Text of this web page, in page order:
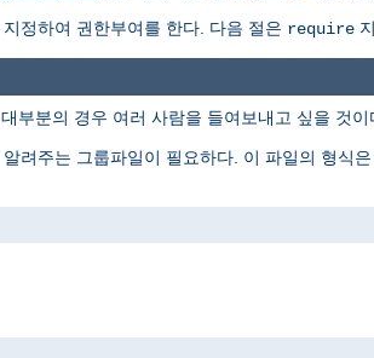
정하여 권한부여를 한다. 다음 절은 require
부분의 경우 여러 사람을 들여보내고 싶을 것이
려주는 그룹파일이 필요하다. 이 파일의 형식